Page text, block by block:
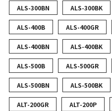
ALS-300BN ALS-300BK
ALS-400B ALS-400GR
ALS-400BN ALS-400BK
ALS-500B ALS-500GR
ALS-500BN ALS-500BK
ALT-200GR ALT-200P